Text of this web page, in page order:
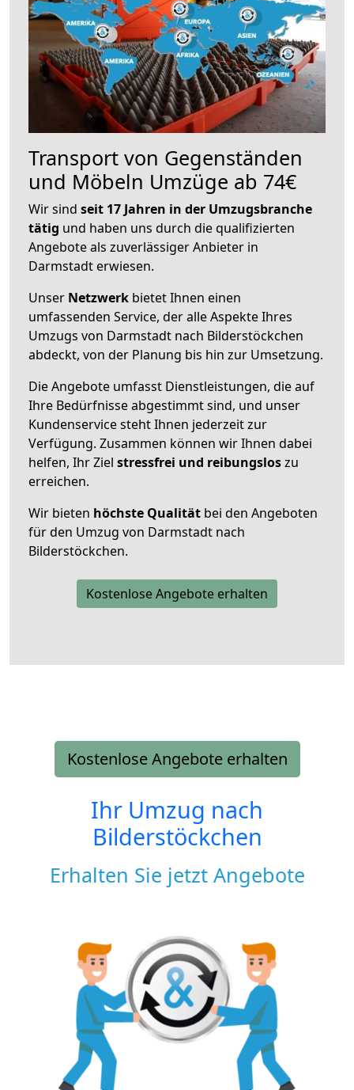
Transport von Gegenständen
und Möbeln Umzüge ab 74€
Wir sind seit 17 Jahren in der Umzugsbranche
tätig und haben uns durch die qualifizierten
Angebote als zuverlässiger Anbieter in
Darmstadt erwiesen.
Unser Netzwerk bietet Ihnen einen
umfassenden Service, der alle Aspekte Ihres
Umzugs von Darmstadt nach Bilderstöckchen
abdeckt, von der Planung bis hin zur Umsetzung.
Die Angebote umfasst Dienstleistungen, die auf
Ihre Bedürfnisse abgestimmt sind, und unser
Kundenservice steht Ihnen jederzeit zur
Verfügung. Zusammen können wir Ihnen dabei
helfen, Ihr Ziel stressfrei und reibungsloszu
erreichen.
Wir bieten höchste Qualität bei den Angeboten
für den Umzug von Darmstadt nach
Bilderstöckchen.
Kostenlose Angebote erhalten
Kostenlose Angebote erhalten
Ihr Umzug nach
Bilderstöckchen
Erhalten Sie jetzt Angebote